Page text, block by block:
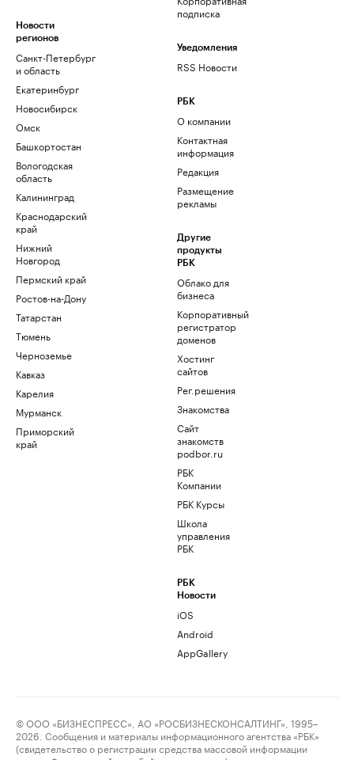
Новости
регионов
Санкт-Петербург
и область
Екатеринбург
Новосибирск
Омск
Башкортостан
Вологодская
область
Калининград
Краснодарский
край
Нижний
Новгород
Пермский край
Ростов-на-Дону
Татарстан
Тюмень
Черноземье
Кавказ
Карелия
Мурманск
Приморский
край
подписка
Уведомления
RSS Новости
РБК
О компании
Контактная
информация
Редакция
Размещение
рекламы
Другие
продукты
РБК
Облако для
бизнеса
Корпоративный
регистратор
доменов
Хостинг
сайтов
Рег.решения
Знакомства
Сайт
знакомств
podbor.ru
РБК
Компании
РБК Курсы
Школа
управления
РБК
РБК
Новости
iOS
Android
AppGallery
© ООО «БИЗНЕСПРЕСС», АО «РОСБИЗНЕСКОНСАЛТИНГ», 1995–
2026. Сообщения и материалы информационного агентства «РБК»
(свидетельство о регистрации средства массовой информации